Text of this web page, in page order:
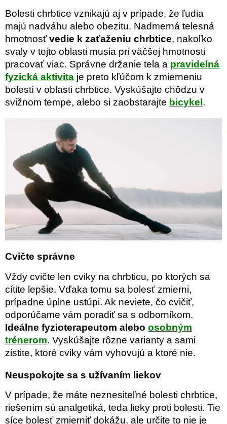
Bolesti chrbtice vznikajú aj v prípade, že ľudia
majú nadváhu alebo obezitu. Nadmerná telesná
hmotnosťvedie k zaťaženiu chrbtice, nakoľko
svaly v tejto oblasti musia pri väčšej hmotnosti
pracovať viac. Správne držanie tela a pravidelná
fyzická aktivita je preto kľúčom k zmierneniu
bolestí v oblasti chrbtice. Vyskúšajte chôdzu v
svižnom tempe, alebo si zaobstarajte bicykel .
Cvičte správne
Vždy cvičte len cviky na chrbticu, po ktorých sa
cítite lepšie. Vďaka tomu sa bolesť zmierni,
prípadne úplne ustúpi. Ak neviete, čo cvičiť,
odporúčame vám poradiť sa s odborníkom.
Ideálne fyzioterapeutom alebo osobným
trénerom. Vyskúšajte rôzne varianty a sami
zistite, ktoré cviky vám vyhovujú a ktoré nie.
Neuspokojte sa s užívaním liekov
V prípade, že máte neznesiteľné bolesti chrbtice,
riešením sú analgetiká, teda lieky proti bolesti. Tie
síce bolesť zmierniť dokážu, ale určite to nie je